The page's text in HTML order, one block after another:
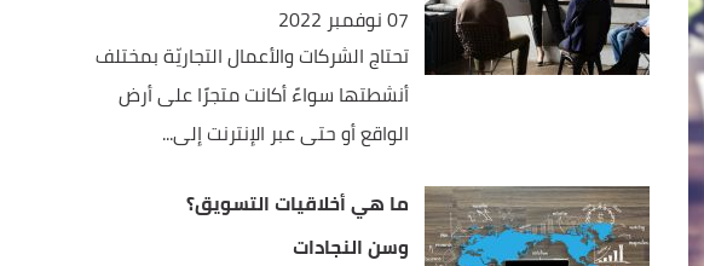
07 نوفمبر 2022
تحتاج الشركات والأعمال التجاريّة بمختلف
أنشطتها سواءً أكانت متجرًا على أرض
الواقع أو حتى عبر الإنترنت إلى...
ما هي أخلاقيات التسويق؟
وسن النجادات